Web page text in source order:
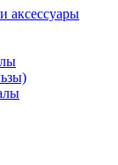
аксессуары